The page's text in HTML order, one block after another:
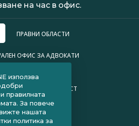
на час в офис.
ПРАВНИ ОБЛАСТИ
ОФИС ЗА АДВОКАТИ
ЗА ПОВЕРИТЕЛНОСТ
ЧЗВ ЗА КЛИЕНТИ
ЧЗВ ЗА АДВОКАТИ
използва
правилната
За повече
нашата
политика за